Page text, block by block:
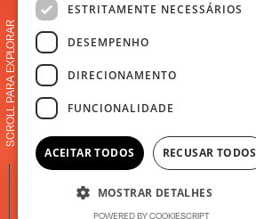
SCROLL PARA EXPLORAR
ESTRITAMENTE NECESSÁRIOS
DESEMPENHO
DIRECIONAMENTO
FUNCIONALIDADE
ACEITAR TODOS RECUSAR TODOS
MOSTRAR DETALHES
POWERED BY COOKIESCRIPT